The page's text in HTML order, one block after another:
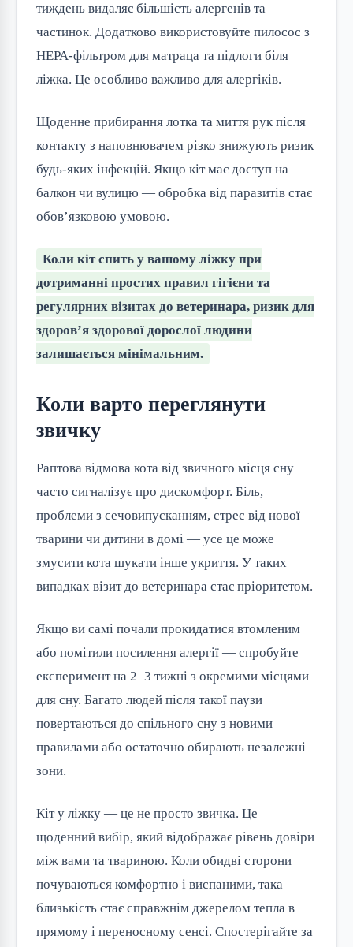
тиждень видаляє більшість алергенів та
частинок. Додатково використовуйте пилосос з
HEPA-фільтром для матраца та підлоги біля
ліжка. Це особливо важливо для алергіків.
Щоденне прибирання лотка та миття рук після
контакту з наповнювачем різко знижують ризик
будь-яких інфекцій. Якщо кіт має доступ на
балкон чи вулицю — обробка від паразитів стає
обов’язковою умовою.
Коли кіт спить у вашому ліжку при
дотриманні простих правил гігієни та
регулярних візитах до ветеринара, ризик для
здоров’я здорової дорослої людини
залишається мінімальним.
Коли варто переглянути
звичку
Раптова відмова кота від звичного місця сну
часто сигналізує про дискомфорт. Біль,
проблеми з сечовипусканням, стрес від нової
тварини чи дитини в домі — усе це може
змусити кота шукати інше укриття. У таких
випадках візит до ветеринара стає пріоритетом.
Якщо ви самі почали прокидатися втомленим
або помітили посилення алергії — спробуйте
експеримент на 2–3 тижні з окремими місцями
для сну. Багато людей після такої паузи
повертаються до спільного сну з новими
правилами або остаточно обирають незалежні
зони.
Кіт у ліжку — це не просто звичка. Це
щоденний вибір, який відображає рівень довіри
між вами та твариною. Коли обидві сторони
почуваються комфортно і виспаними, така
близькість стає справжнім джерелом тепла в
прямому і переносному сенсі. Спостерігайте за